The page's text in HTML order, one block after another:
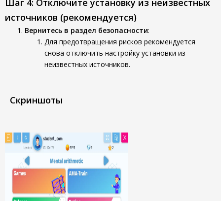
Шаг 4: Отключите установку из неизвестных
источников (рекомендуется)
Вернитесь в раздел безопасности:
Для предотвращения рисков рекомендуется
снова отключить настройку установки из
неизвестных источников.
Скриншоты